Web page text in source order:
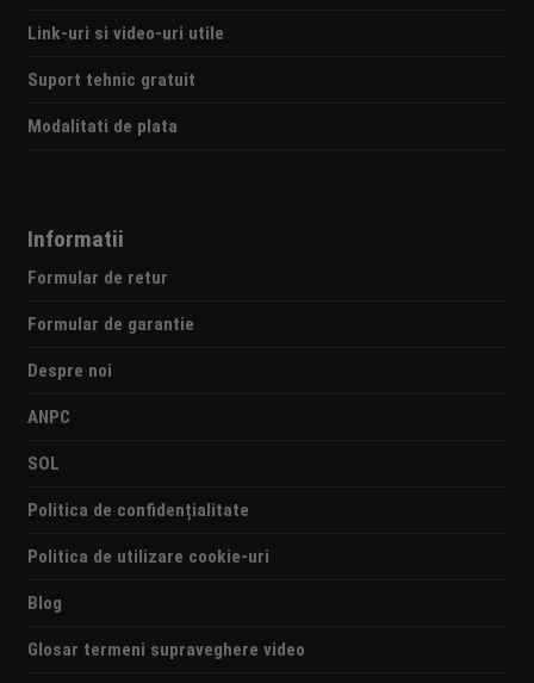
Link-uri si video-uri utile
Suport tehnic gratuit
Modalitati de plata
Informatii
Formular de retur
Formular de garantie
Despre noi
ANPC
SOL
Politica de confidențialitate
Politica de utilizare cookie-uri
Blog
Glosar termeni supraveghere video